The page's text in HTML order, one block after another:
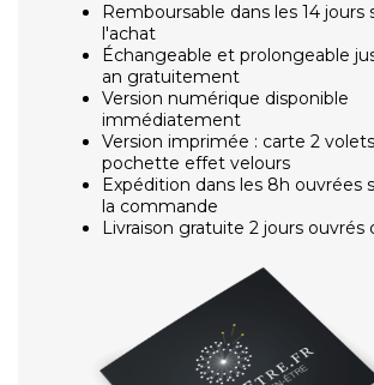
Remboursable dans les 14 jours
l'achat
Échangeable et prolongeable
an gratuitement
Version numérique disponible
immédiatement
Version imprimée : carte 2
pochette effet velours
Expédition dans les 8h ouvrées
la commande
Livraison gratuite 2 jours ouvrés